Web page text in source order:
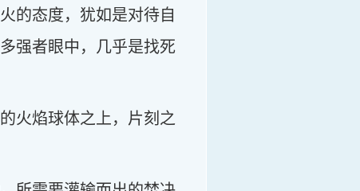
的态度，犹如是对待自
强者眼中，几乎是找死
火焰球体之上，片刻之